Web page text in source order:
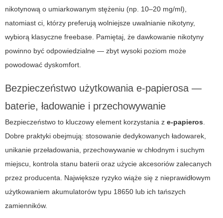
nikotynową o umiarkowanym stężeniu (np. 10–20 mg/ml),
natomiast ci, którzy preferują wolniejsze uwalnianie nikotyny,
wybiorą klasyczne freebase. Pamiętaj, że dawkowanie nikotyny
powinno być odpowiedzialne — zbyt wysoki poziom może
powodować dyskomfort.
Bezpieczeństwo użytkowania e-papierosa —
baterie, ładowanie i przechowywanie
Bezpieczeństwo to kluczowy element korzystania z e-papieros
Dobre praktyki obejmują: stosowanie dedykowanych ładowarek,
unikanie przeładowania, przechowywanie w chłodnym i suchym
miejscu, kontrola stanu baterii oraz użycie akcesoriów zalecanych
przez producenta. Największe ryzyko wiąże się z nieprawidłowym
użytkowaniem akumulatorów typu 18650 lub ich tańszych
zamienników.